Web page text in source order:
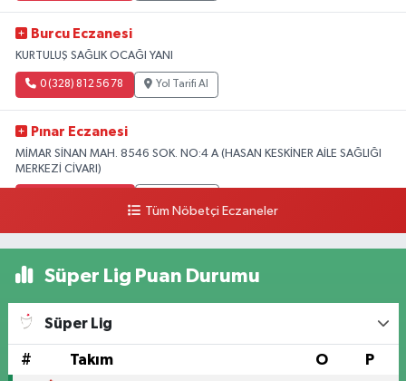
Burcu Eczanesi
KURTULUŞ SAĞLIK OCAĞI YANI
0 (328) 812 56 78 Yol Tarifi Al
Pınar Eczanesi
MİMAR SİNAN MAH. 8546 SOK. NO:4 A (HASAN KESKİNER AİLE SAĞLIĞI
MERKEZİ CİVARI)
Tüm Nöbetçi Eczaneler
Süper Lig Puan Durumu
Süper Lig
# Takım O P